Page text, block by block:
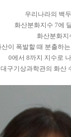
우리나라의 백
화산분화지수 7에
화산분화지
산이 폭발할 때 분출하
0에서 8까지 지수로
구기상과학관의 화산